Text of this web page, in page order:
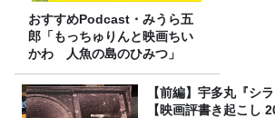
おすすめPodcast・みうら五
郎「もっちゅりんと映画ちい
かわ 人魚の島のひみつ」
【前編】宇多丸『シ
【映画評書き起こし